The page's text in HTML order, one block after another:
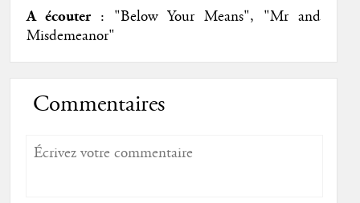
A écouter : "Below Your Means", "Mr and
Misdemeanor"
Commentaires